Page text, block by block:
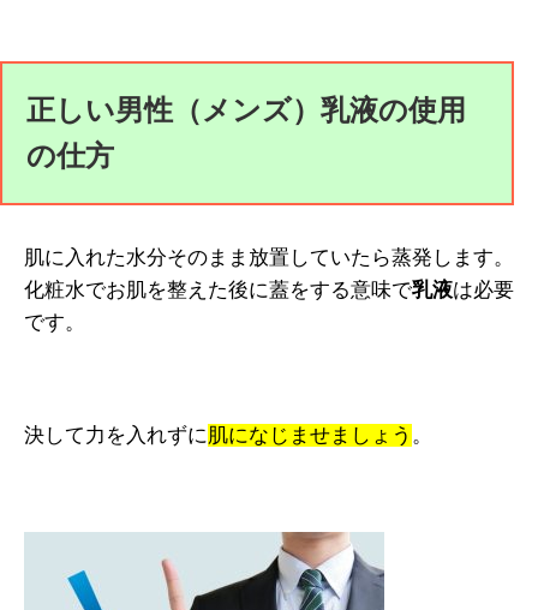
正しい男性（メンズ）乳液の使用
の仕方
肌に入れた水分そのまま放置していたら蒸発します。
化粧水でお肌を整えた後に蓋をする意味で乳液は必要
です。
決して力を入れずに肌になじませましょう 。